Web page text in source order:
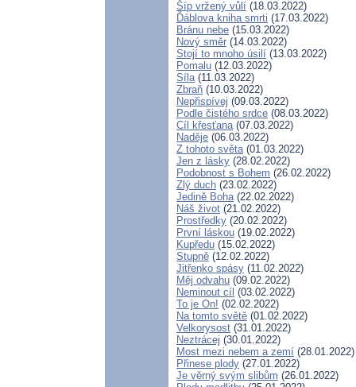
Šíp vržený vůlí (18.03.2022)
Ďáblova kniha smrti (17.03.2022)
Bránu nebe (15.03.2022)
Nový směr (14.03.2022)
Stojí to mnoho úsilí (13.03.2022)
Pomalu (12.03.2022)
Síla(11.03.2022)
Zbraň (10.03.2022)
Nepřispívej (09.03.2022)
Podle čistého srdce (08.03.2022)
Cíl křesťana(07.03.2022)
Naděje (06.03.2022)
Z tohoto světa(01.03.2022)
Jen z lásky (28.02.2022)
Podobnost s Bohem (26.02.2022)
Zlý duch (23.02.2022)
Jedině Boha(22.02.2022)
Náš život (21.02.2022)
Prostředky (20.02.2022)
První láskou (19.02.2022)
Kupředu (15.02.2022)
Stupně (12.02.2022)
Jitřenko spásy (11.02.2022)
Měj odvahu (09.02.2022)
Neminout cíl (03.02.2022)
To je On! (02.02.2022)
Na tomto světě (01.02.2022)
Velkorysost (31.01.2022)
Neztrácej (30.01.2022)
Most mezi nebem a zemí (28.01.2022)
Přinese plody (27.01.2022)
Je věrný svým slibům (26.01.2022)